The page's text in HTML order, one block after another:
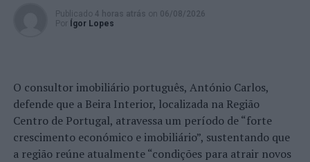
Publicado 4 horas atrás on 06/08/2026
Por
Ígor Lopes
O consultor imobiliário português, António Carlos,
defende que a Beira Interior, localizada na Região
Centro de Portugal, atravessa um período de “forte
crescimento económico e imobiliário”, sustentando que
a região reúne atualmente “condições para atrair novos